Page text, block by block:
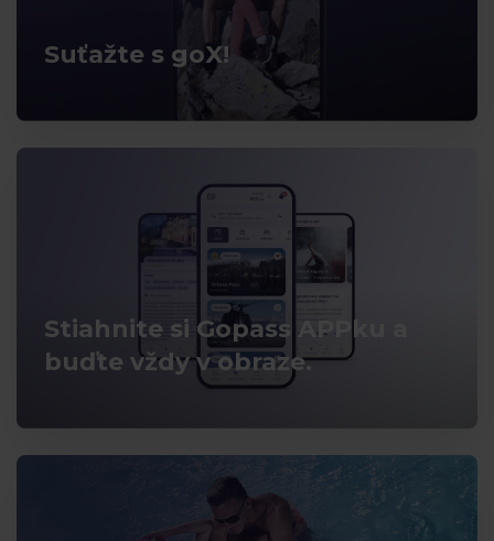
Suťažte s goX!
Stiahnite si Gopass APPku a
buďte vždy v obraze.